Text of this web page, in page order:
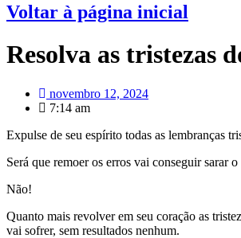
Voltar à página inicial
Resolva as tristezas
novembro 12, 2024
7:14 am
Expulse de seu espírito todas as lembranças
Será que remoer os erros vai conseguir sarar
Não!
Quanto mais revolver em seu coração as
vai sofrer, sem resultados nenhum.